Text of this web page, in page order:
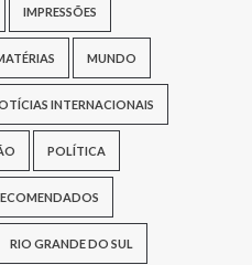
IMPRESSÕES
MUNDO
INTERNACIONAIS
POLÍTICA
RIO GRANDE DO SUL